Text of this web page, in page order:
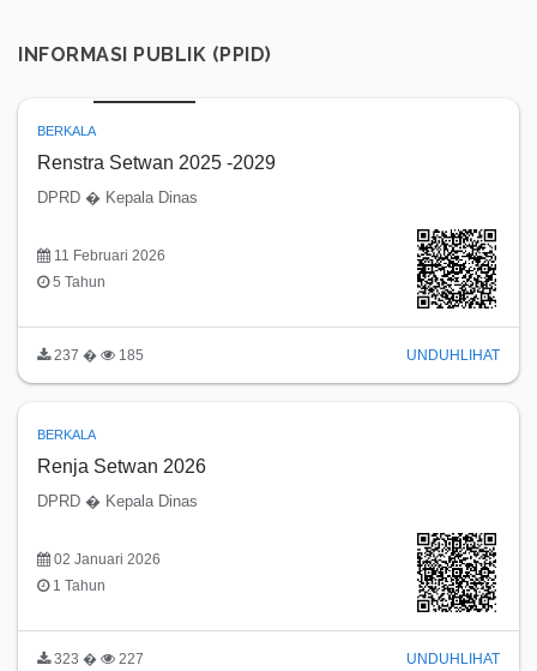
INFORMASI PUBLIK (PPID)
BERKALA
Renstra Setwan 2025 -2029
DPRD � Kepala Dinas
11 Februari 2026
5 Tahun
237 � 185 UNDUH LIHAT
BERKALA
Renja Setwan 2026
DPRD � Kepala Dinas
02 Januari 2026
1 Tahun
323 � 227 UNDUH LIHAT